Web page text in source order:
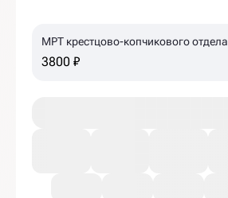
МРТ крестцово-копчикового отдела
позвоночника
3800 ₽